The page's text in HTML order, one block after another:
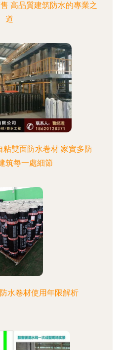
高品質建筑防水的專業之
道
粘雙面防水卷材 家實多防
筑每一處細節
水卷材使用年限解析